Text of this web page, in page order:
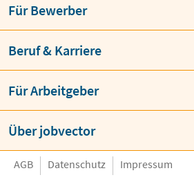
Für Bewerber
Beruf & Karriere
Für Arbeitgeber
Über jobvector
AGB Datenschutz Impressum